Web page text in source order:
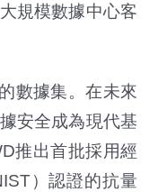
規模數據中心客
數據集。在未來
安全成為現代基
推出首批採用經
）認證的抗量